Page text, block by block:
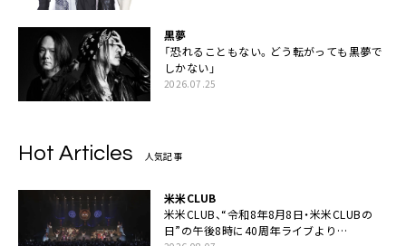
黒夢
「恐れることもない。どう転がっても黒夢で
しかない」
2026.07.25
Hot Articles 人気記事
米米CLUB
米米CLUB、“令和8年8月8日・米米CLUBの
日”の午後8時に40周年ライブより